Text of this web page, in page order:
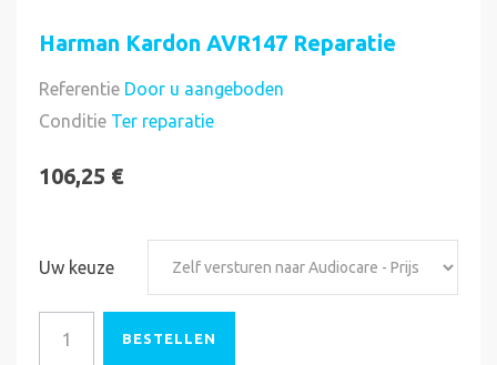
Harman Kardon AVR147 Reparatie
Referentie Door u aangeboden
Conditie Ter reparatie
106,25 €
Uw keuze
BESTELLEN